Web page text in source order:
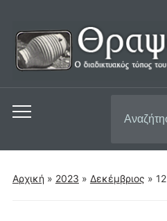
Εναλλαγή
μενού
για
για:
Αρχική » 2023 » Δεκέμβριος » 12